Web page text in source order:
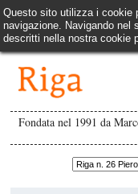
Questo sito utilizza i cookie
navigazione. Navigando
descritti nella nostra cookie
Fondata nel 1991 da